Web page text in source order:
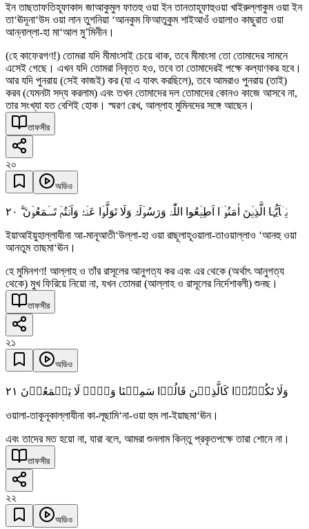
ইন তাছতাফতিহূফাকাদ জাআকুমুল ফাতহু ওয়া ইন তানতাহূফাহুওয়া খাইরুল্লাকুম ওয়া ইন
তা‘ঊদূনা‘উদ ওয়া লান তুগনিয়া ‘আনকুম ফিআতুকুম শাইআওঁ ওয়ালাও কাছুরাত ওয়া
আন্নাল্লা-হা মা‘আল মু’মিনীন।
(হে কাফেরগণ!) তোমরা যদি মীমাংসাই চেয়ে থাক, তবে মীমাংসা তো তোমাদের সামনে
এসেই গেছে। এখন যদি তোমরা নিবৃত্ত হও, তবে তা তোমাদেরই পক্ষে কল্যাণকর হবে।
আর যদি পুনরায় (সেই কাজই) কর (যা এ যাবৎ করছিলে), তবে আমরাও পুনরায় (তাই)
করব (যেমনটা সদ্য করলাম) এবং তখন তোমাদের দল তোমাদের কোনও কাজে আসবে না,
তার সংখ্যা যত বেশিই হোক। স্মরণ রেখ, আল্লাহ মুমিনদের সঙ্গে আছেন।
তাফসীর
২০
অডিও
یٰۤاَیُّہَا الَّذِیۡنَ اٰمَنُوۡۤا اَطِیۡعُوا اللّٰہَ وَرَسُوۡلَہٗ وَلَا تَوَلَّوۡا عَنۡہُ وَاَنۡتُمۡ تَسۡمَعُوۡنَ ۚۖ ٢۰
ইয়াআইয়ুহাল্লাযীনা আ-মানূআতী‘উল্লা-হা ওয়া রাছূলাহূওয়ালা-তাওয়াল্লাও ‘আনহু ওয়া
আনতুম তাছমা‘ঊন।
হে মুমিনগণ! আল্লাহ ও তাঁর রাসূলের আনুগত্য কর এবং এর থেকে (অর্থাৎ আনুগত্য
থেকে) মুখ ফিরিয়ে নিয়ো না, যখন তোমরা (আল্লাহ ও রাসূলের নির্দেশাবলী) শুনছ।
তাফসীর
২১
অডিও
وَلَا تَکُوۡنُوۡا کَالَّذِیۡنَ قَالُوۡا سَمِعۡنَا وَہُمۡ لَا یَسۡمَعُوۡنَ ٢١
ওয়ালা-তাকূনূকাল্লাযীনা কা-লূছামি‘না-ওয়া হুম লা-ইয়াছমা‘ঊন।
এবং তাদের মত হয়ো না, যারা বলে, আমরা শুনলাম কিন্তু প্রকৃতপক্ষে তারা শোনে না।
তাফসীর
২২
অডিও